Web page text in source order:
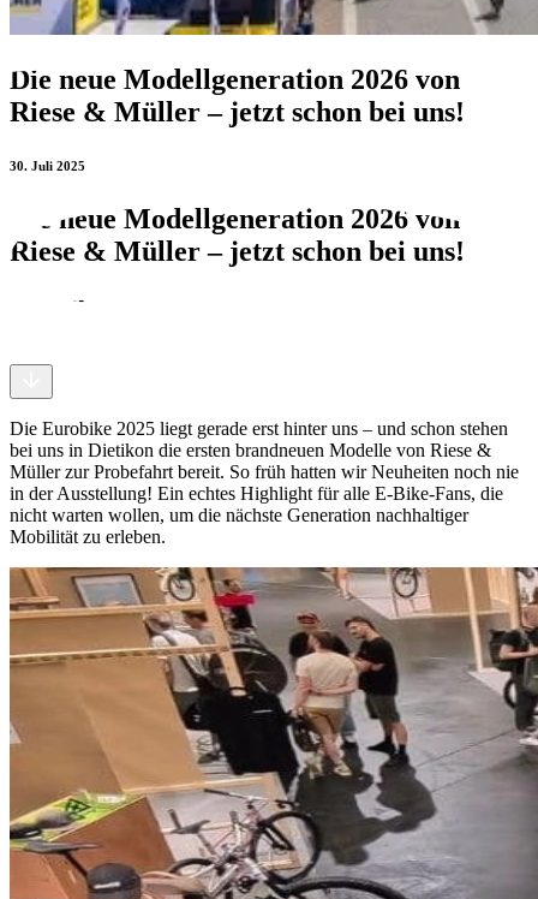
Die neue Modellgeneration 2026 von
Riese & Müller – jetzt schon bei uns!
30. Juli 2025
Die neue Modellgeneration 2026 von
Riese & Müller – jetzt schon bei uns!
30. Juli 2025
Die Eurobike 2025 liegt gerade erst hinter uns – und schon stehen
bei uns in Dietikon die ersten brandneuen Modelle von Riese &
Müller zur Probefahrt bereit. So früh hatten wir Neuheiten noch nie
in der Ausstellung! Ein echtes Highlight für alle E-Bike-Fans, die
nicht warten wollen, um die nächste Generation nachhaltiger
Mobilität zu erleben.